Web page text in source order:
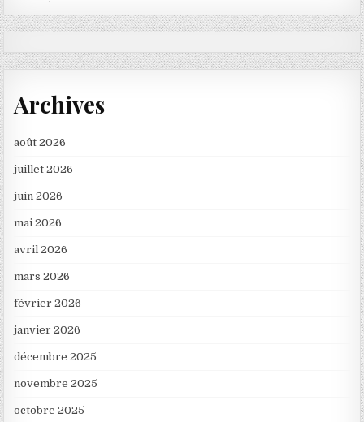
Archives
août 2026
juillet 2026
juin 2026
mai 2026
avril 2026
mars 2026
février 2026
janvier 2026
décembre 2025
novembre 2025
octobre 2025